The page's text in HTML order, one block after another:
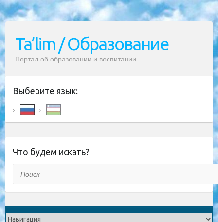
Ta’lim / Образование
Портал об образовании и воспитании
Выберите язык:
Что будем искать?